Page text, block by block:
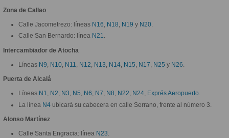
Zona de Callao
Calle Jacometrezo: líneas N16, N18, N19 y N20.
Calle San Bernardo: línea N21.
Intercambiador de Atocha
Líneas N9, N10, N11, N12, N13, N14, N15, N17, N25 y N26.
Puerta de Alcalá
Líneas N1, N2, N3, N5, N6, N7, N8, N22, N24, Exprés Aeropuerto.
La línea N4 ubicará su cabecera en calle Serrano, frente al número 3.
Alonso Martínez
Calle Santa Engracia: línea N23.